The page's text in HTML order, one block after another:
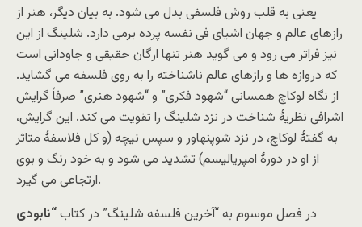
یعنی به قلب روش فلسفی بدل می شود. به بیان دیگر، هنر از
رازهای عالم و جهان اشیای فی نفسه پرده برمی دارد. شلینگ از این
نیز فراتر می رود و می گوید هنر تنها ارگان حقیقی و جاودانی است
که دروازه ها و رازهای عالم ناشناخته را به روی فلسفه می گشاید.
از نگاه لوکاچ همسانی “شهود فکری” و “شهود هنری” صرفاً گرایش
اشرافی نظریۀ شناخت در نزد شلینگ را تقویت می کند. این گرایش،
به گفتۀ لوکاچ، در نزد شوپنهاور و سپس نیچه (و کل فلاسفۀ متاثر
از او در دورۀ امپریالیسم) تشدید می شود و به خود رنگ و بوی
ارتجاعی می گیرد.
در فصل موسوم به “آخرین فلسفه شلینگ” در کتاب“نابودی